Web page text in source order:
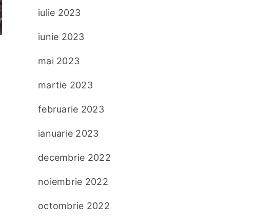
iulie 2023
iunie 2023
mai 2023
martie 2023
februarie 2023
ianuarie 2023
decembrie 2022
noiembrie 2022
octombrie 2022